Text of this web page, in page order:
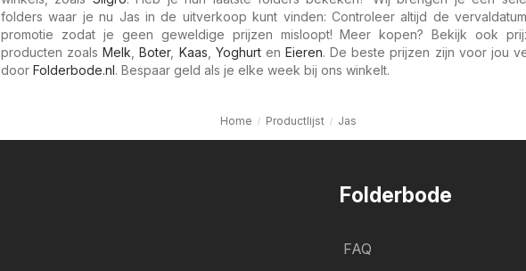
folders waar je nu Jas in de uitverkoop kunt vinden: Controleer altijd de
promotie zodat je geen geweldige prijzen misloopt! Meer kopen? Bekijk ook
producten zoalsMelk ,Boter, Kaas YoghurtenEieren. De beste prijzen zijn voor jou
door Folderbode.nl. Bespaar geld als je elke week bij ons winkelt.
Home Productlijst Jas
Folderbode
FAQ